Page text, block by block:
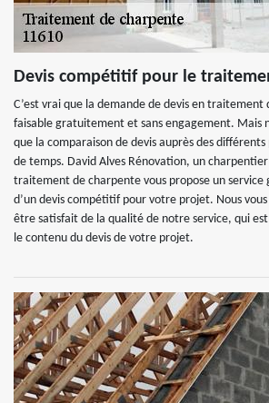
Devis compétitif pour le
C’est vrai que la demande de devis en traitement
faisable gratuitement et sans engagement. Mais
que la comparaison de devis auprès des
de temps. David Alves Rénovation, un
traitement de charpente vous propose un
d’un devis compétitif pour votre projet. Nous vous
être satisfait de la qualité de notre service, qui
le contenu du devis de votre projet.